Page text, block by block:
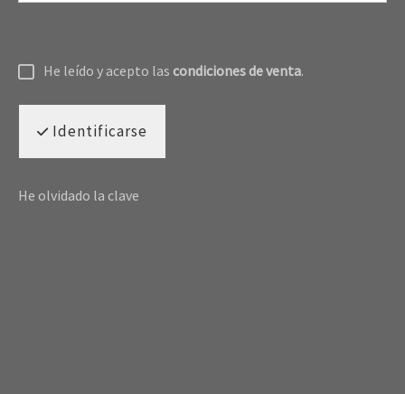
He leído y acepto las condiciones de venta.
Identificarse
He olvidado la clave